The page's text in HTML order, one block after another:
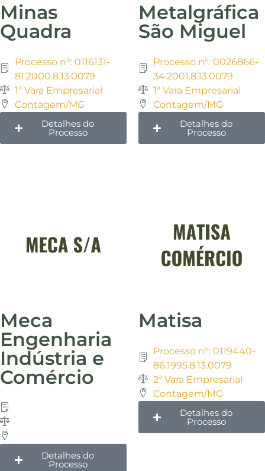
Minas
Quadra
Processo n°: 0116131-
81.2000.8.13.0079
1ª Vara Empresarial
Contagem/MG
Detalhes do
Processo
Metalgráfica
São Miguel
Processo n°: 0026866-
34.2001.8.13.0079
1ª Vara Empresarial
Contagem/MG
Detalhes do
Processo
Meca
Engenharia
Indústria e
Comércio
Detalhes do
Processo
Matisa
Processo n°: 0119440-
86.1995.8.13.0079
2ª Vara Empresarial
Contagem/MG
Detalhes do
Processo